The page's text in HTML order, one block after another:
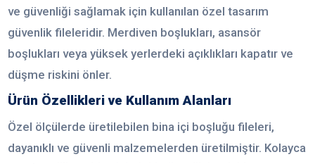
ve güvenliği sağlamak için kullanılan özel tasarım
güvenlik fileleridir. Merdiven boşlukları, asansör
boşlukları veya yüksek yerlerdeki açıklıkları kapatır ve
düşme riskini önler.
Ürün Özellikleri ve Kullanım Alanları
Özel ölçülerde üretilebilen bina içi boşluğu fileleri,
dayanıklı ve güvenli malzemelerden üretilmiştir. Kolayca